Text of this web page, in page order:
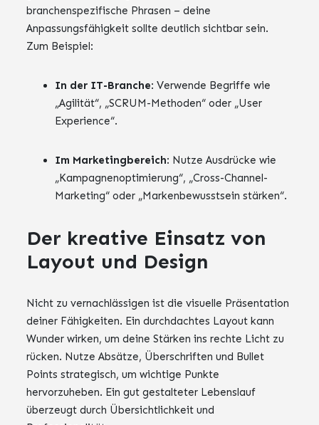
branchenspezifische Phrasen – deine
Anpassungsfähigkeit sollte deutlich sichtbar sein.
Zum Beispiel:
In der IT-Branche: Verwende Begriffe wie
„Agilität“, „SCRUM-Methoden“ oder „User
Experience“.
Im Marketingbereich: Nutze Ausdrücke wie
„Kampagnenoptimierung“, „Cross-Channel-
Marketing“ oder „Markenbewusstsein stärken“.
Der kreative Einsatz von
Layout und Design
Nicht zu vernachlässigen ist die visuelle Präsentation
deiner Fähigkeiten. Ein durchdachtes Layout kann
Wunder wirken, um deine Stärken ins rechte Licht zu
rücken. Nutze Absätze, Überschriften und Bullet
Points strategisch, um wichtige Punkte
hervorzuheben. Ein gut gestalteter Lebenslauf
überzeugt durch Übersichtlichkeit und